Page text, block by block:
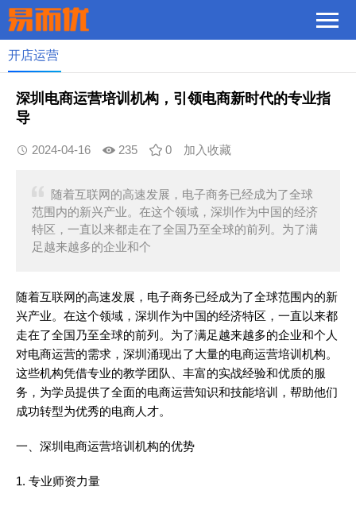
开店运营
深圳电商运营培训机构，引领电商新时代的专业指
导
2024-04-16 235 0 加入收藏
随着互联网的高速发展，电子商务已经成为了全球
范围内的新兴产业。在这个领域，深圳作为中国的经济
特区，一直以来都走在了全国乃至全球的前列。为了满
足越来越多的企业和个
随着互联网的高速发展，电子商务已经成为了全球范围内的新
兴产业。在这个领域，深圳作为中国的经济特区，一直以来都
走在了全国乃至全球的前列。为了满足越来越多的企业和个人
对电商运营的需求，深圳涌现出了大量的电商运营培训机构。
这些机构凭借专业的教学团队、丰富的实战经验和优质的服
务，为学员提供了全面的电商运营知识和技能培训，帮助他们
成功转型为优秀的电商人才。
一、深圳电商运营培训机构的优势
1. 专业师资力量